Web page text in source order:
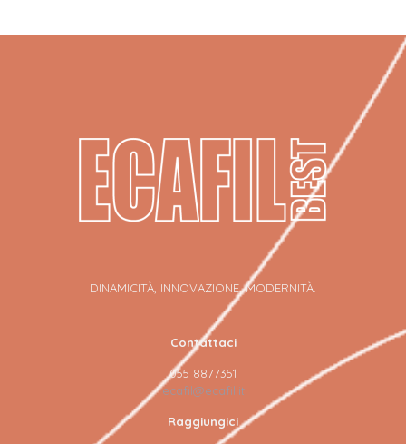
DINAMICITÀ, INNOVAZIONE, MODERNITÀ.
Contattaci
055 8877351
ecafil@ecafil.it
Raggiungici